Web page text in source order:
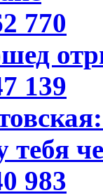
770
139
тебя
983